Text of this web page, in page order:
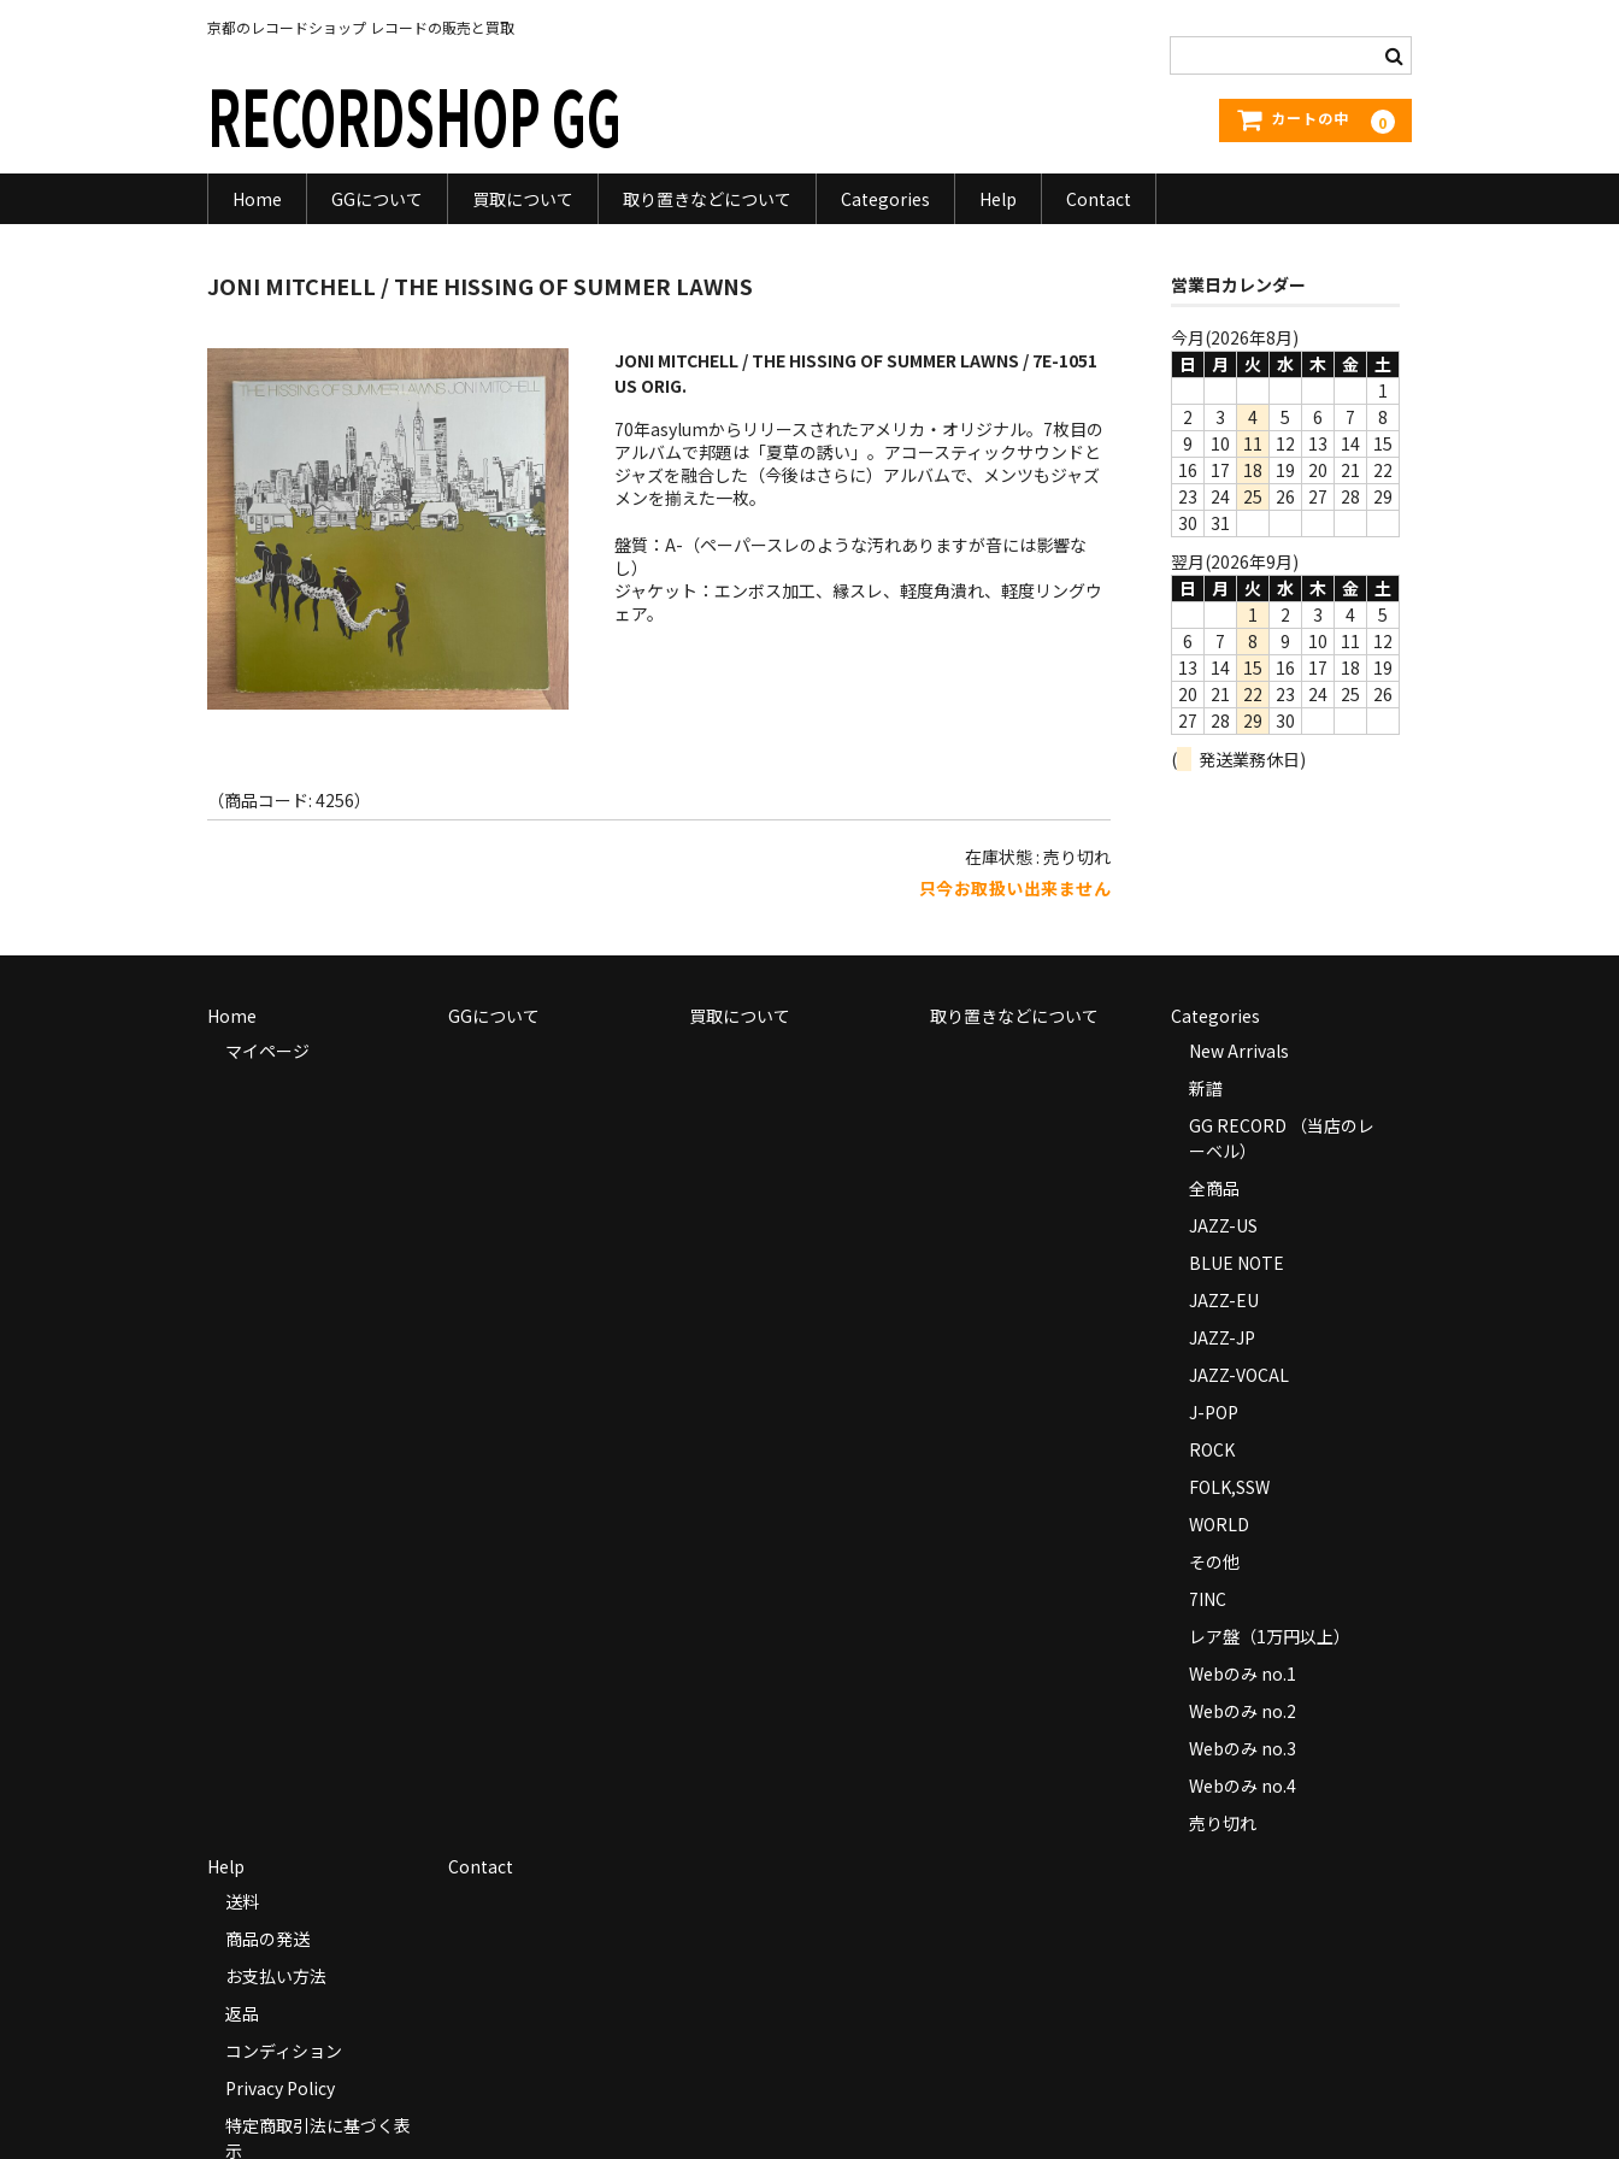
京都のレコードショップ レコードの販売と買取
RECORDSHOP GG カートの中 0
Home GGについて 買取について 取り置きなどについて Categories Help Contact
JONI MITCHELL / THE HISSING OF SUMMER LAWNS
JONI MITCHELL / THE HISSING OF SUMMER LAWNS / 7E-1051
US ORIG.
70年asylumからリリースされたアメリカ・オリジナル。7枚目の
アルバムで邦題は「夏草の誘い」。アコースティックサウンドと
ジャズを融合した（今後はさらに）アルバムで、メンツもジャズ
メンを揃えた一枚。
盤質：A-（ペーパースレのような汚れありますが音には影響な
し）
ジャケット：エンボス加工、縁スレ、軽度角潰れ、軽度リングウ
ェア。
（商品コード: 4256）
在庫状態 : 売り切れ
只今お取扱い出来ません
営業日カレンダー
今月(2026年8月)
日
月 火 水 木 金
土
1
2
3 4 5 6 7
8
9
10 11 12 13 14 15
16
17 18 19 20 21
22
23
24 25 26 27 28
29
30
31
翌月(2026年9月)
日
月 火 水 木 金
土
1
2 3 4
5
6
7 8 9 10 11
12
13
14 15 16 17 18
19
20
21 22 23 24 25
26
27
28 29
30
(
発送業務休日)
Home
マイページ
GGについて 買取について 取り置きなどについて
Categories
New Arrivals
新譜
GG RECORD （当店のレ
ーベル）
全商品
JAZZ-US
BLUE NOTE
JAZZ-EU
JAZZ-JP
JAZZ-VOCAL
J-POP
ROCK
FOLK,SSW
WORLD
その他
7INC
レア盤（1万円以上）
Webのみ no.1
Webのみ no.2
Webのみ no.3
Webのみ no.4
売り切れ
Help
送料
商品の発送
お支払い方法
返品
コンディション
Privacy Policy
特定商取引法に基づく表
示
Contact